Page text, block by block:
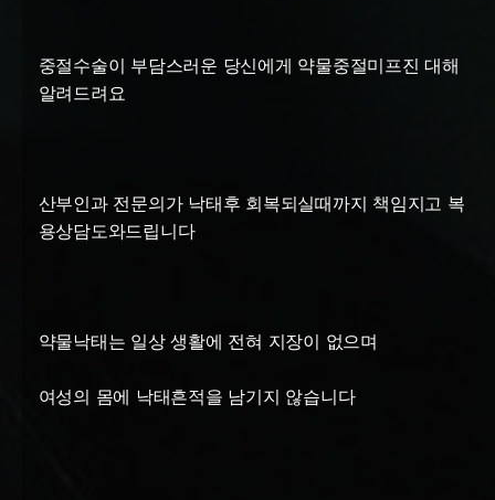
중절수술이 부담스러운 당신에게 약물중절미프진 대해
알려드려요
산부인과 전문의가 낙태후 회복되실때까지 책임지고 복
용상담도와드립니다
약물낙태는 일상 생활에 전혀 지장이 없으며
여성의 몸에 낙태흔적을 남기지 않습니다